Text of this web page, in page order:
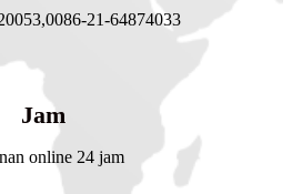
0086-21-64874033
Jam
online 24 jam